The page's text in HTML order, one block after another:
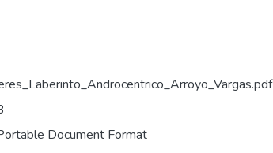
Document Format